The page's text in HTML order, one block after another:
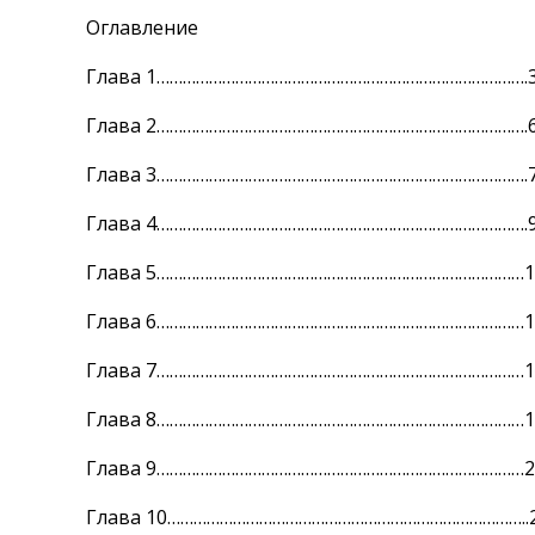
Оглавление
Глава
Глава
Глава
Глава
Глава
Глава
Глава
Глава
Глава
Глава